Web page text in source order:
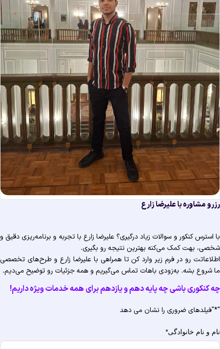
مشاوره با علیرضا زارع
استرس کنکور و سوالات زیاد درگیری؟ علیرضا زارع با تجربه و برنامه‌ریزی دقیق و
بهت کمک می‌کنه بهترین نتیجه رو بگیری.
رو در فرم زیر وارد کن تا همراهی با علیرضا زارع و طرح‌های تخصصی
شروع بشه. به‌زودی باهات تماس می‌گیریم و همه جزئیات رو توضیح می‌دیم.
کنکوری باشی چه پایه دهم و یازدهم برای همه خدمات ویژه‌ داریم!
"فیلدهای ضروری را نشان می دهد
و نام خانوادگی*